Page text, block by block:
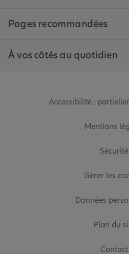
Pages recommandées
À vos côtés au quotidien
Accessibilité :
Mentions
Sécurité
Gérer les
Données
Plan du
Contact